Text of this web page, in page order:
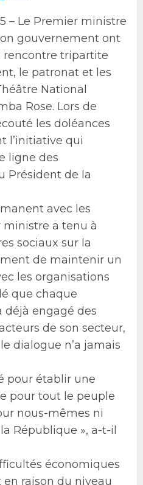
– Le Premier ministre
gouvernement ont
rencontre tripartite
le patronat et les
National
Rose. Lors de
les doléances
l’initiative qui
ligne des
Président de la
avec les
ministre a tenu à
sociaux sur la
de maintenir un
les organisations
que chaque
déjà engagé des
de son secteur,
dialogue n’a jamais
pour établir une
pour tout le peuple
nous-mêmes ni
République », a-t-il
économiques
raison du niveau